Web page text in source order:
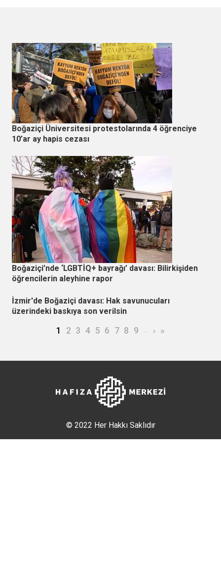
Boğaziçi Üniversitesi protestolarında 4 öğrenciye
10’ar ay hapis cezası
Boğaziçi’nde ‘LGBTİQ+ bayrağı’ davası: Bilirkişiden
öğrencilerin aleyhine rapor
İzmir'de Boğaziçi davası: Hak savunucuları
üzerindeki baskıya son verilsin
Şu an kullanılan sayfa
1 Page
2 Page
3 Page
4 Page
5 Page
6 Page
7 Page
8 Page
9 … Sonraki sayfa
› Son sayfa
»
© 2022 Her Hakkı Saklıdır